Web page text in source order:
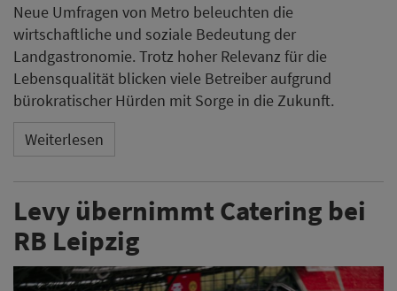
Neue Umfragen von Metro beleuchten die
wirtschaftliche und soziale Bedeutung der
Landgastronomie. Trotz hoher Relevanz für die
Lebensqualität blicken viele Betreiber aufgrund
bürokratischer Hürden mit Sorge in die Zukunft.
Weiterlesen
Levy übernimmt Catering bei
RB Leipzig